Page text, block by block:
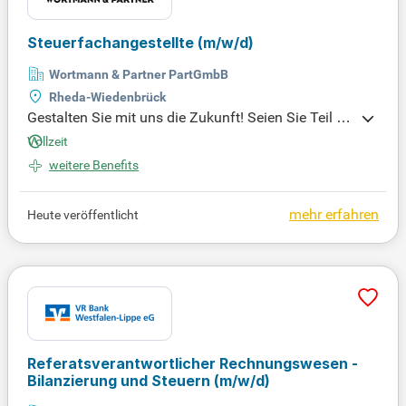
n und kundenspezifischen Auswertungen zum Tra
gen. Idealerweise bringst du eine abgeschlossene k
aufmännische Ausbildung und zwei bis drei Jahre
Erfahrung im Bereich Debitorenbuchhaltung mit. G
ute Kenntnisse in Rechnungsprüfung und Risikom
anagement runden dein Profil ab.
Steuerfachangestellte (m/w/d)
Wortmann & Partner PartGmbB
Rheda-Wiedenbrück
Gestalten Sie mit uns die Zukunft! Seien Sie Teil un
seres Teams und entwickeln Sie aktiv unsere innov
ative Nachhaltigkeitsstrategie weiter – für einen po
sitiven ökologischen Fußabdruck und nachhaltige
n Erfolg. Ihre Ideen zählen!
Vollzeit
weitere Benefits
mehr erfahren
Heute veröffentlicht
Referatsverantwortlicher Rechnungswesen -
Bilanzierung und Steuern (m/w/d)